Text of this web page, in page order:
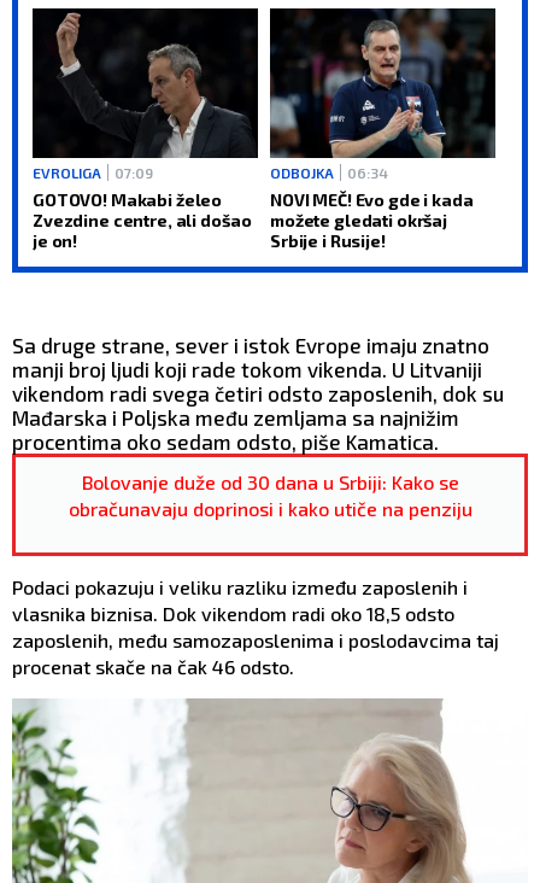
EVROLIGA 07:09
GOTOVO! Makabi želeo
Zvezdine centre, ali došao
je on!
ODBOJKA 06:34
NOVI MEČ! Evo gde i kada
možete gledati okršaj
Srbije i Rusije!
Sa druge strane, sever i istok Evrope imaju znatno
manji broj ljudi koji rade tokom vikenda. U Litvaniji
vikendom radi svega četiri odsto zaposlenih, dok su
Mađarska i Poljska među zemljama sa najnižim
procentima oko sedam odsto, piše Kamatica.
Bolovanje duže od 30 dana u Srbiji: Kako se
obračunavaju doprinosi i kako utiče na penziju
Podaci pokazuju i veliku razliku između zaposlenih i
vlasnika biznisa. Dok vikendom radi oko 18,5 odsto
zaposlenih, među samozaposlenima i poslodavcima taj
procenat skače na čak 46 odsto.